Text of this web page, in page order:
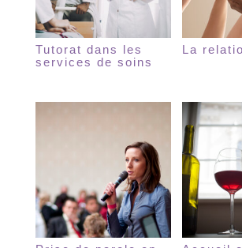
Tutorat dans les
services de soins
La